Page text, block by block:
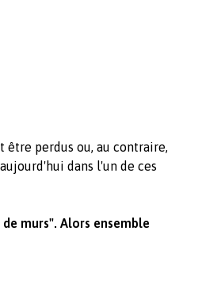
être perdus ou, au contraire,
dans l'un de ces
murs". Alors ensemble